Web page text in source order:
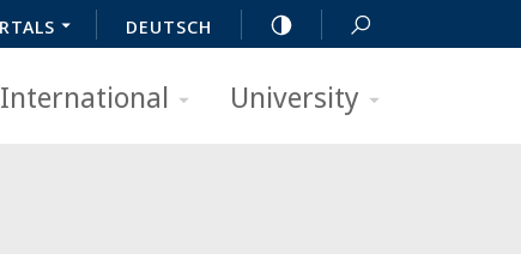
DEUTSCH
International University